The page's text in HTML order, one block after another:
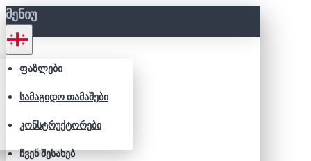
ᲛᲔᲜᲘᲣ
ᲤᲐᲖᲚᲔᲑᲘ
ᲡᲐᲛᲐᲒᲘᲓᲝ ᲗᲐᲛᲐᲨᲔᲑᲘ
ᲙᲝᲜᲡᲢᲠᲣᲥᲢᲝᲠᲔᲑᲘ
ᲩᲕᲔᲜ ᲨᲔᲡᲐᲮᲔᲑ